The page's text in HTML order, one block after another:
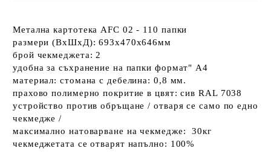
Метална картотека AFC 02 - 110 папки
размери (ВxШxД): 693x470x646мм
брой чекмеджета: 2
удобна за съхранение на папки формат" A4
материал: cтомана с дебелина: 0,8 мм.
прахово полимерно покритие в цвят: сив RAL 7038
устройство против обръщане / отваря се само по едно
чекмедже /
максимално натоварване на чекмедже: 30кг
чекмеджетата се отварят напълно: 100%